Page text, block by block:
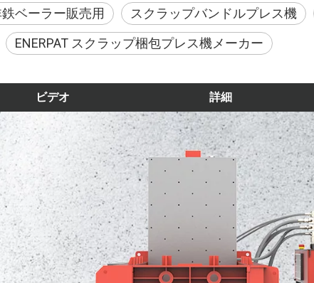
ベーラー販売用 スクラップバンドルプレス機
ENERPAT スクラップ梱包プレス機メーカー
ビデオ 詳細